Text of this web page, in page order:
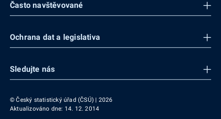
Často navštěvované
Ochrana dat a legislativa
Sledujte nás
© Český statistický úřad (ČSÚ) | 2026
Aktualizováno dne: 14. 12. 2014